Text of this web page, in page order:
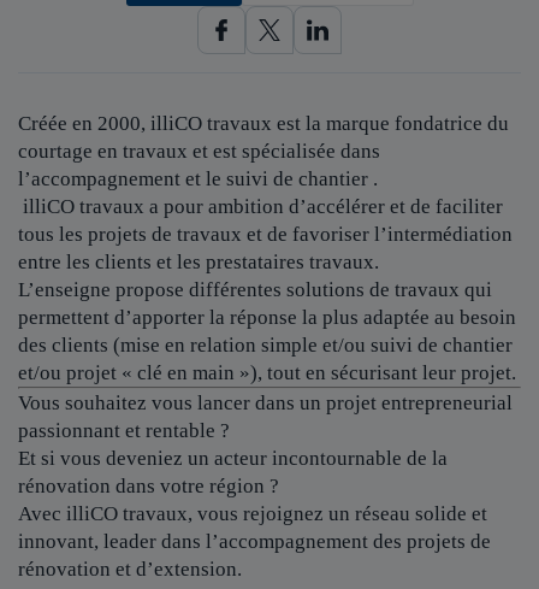
Créée en 2000, illiCO travaux est la marque fondatrice du
courtage en travaux et est spécialisée dans
l’accompagnement et le suivi de chantier .
illiCO travaux a pour ambition d’accélérer et de faciliter
tous les projets de travaux et de favoriser l’intermédiation
entre les clients et les prestataires travaux.
L’enseigne propose différentes solutions de travaux qui
permettent d’apporter la réponse la plus adaptée au besoin
des clients (mise en relation simple et/ou suivi de chantier
et/ou projet « clé en main »), tout en sécurisant leur projet.
Vous souhaitez vous lancer dans un projet entrepreneurial
passionnant et rentable ?
Et si vous deveniez un acteur incontournable de la
rénovation dans votre région ?
Avec illiCO travaux, vous rejoignez un réseau solide et
innovant, leader dans l’accompagnement des projets de
rénovation et d’extension.